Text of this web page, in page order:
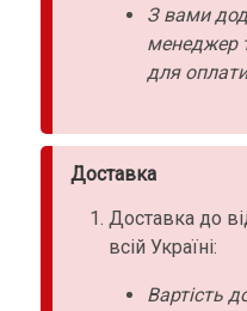
З вами
менеджер
для
Доставка
Доставка до
всій Україні:
Вартість